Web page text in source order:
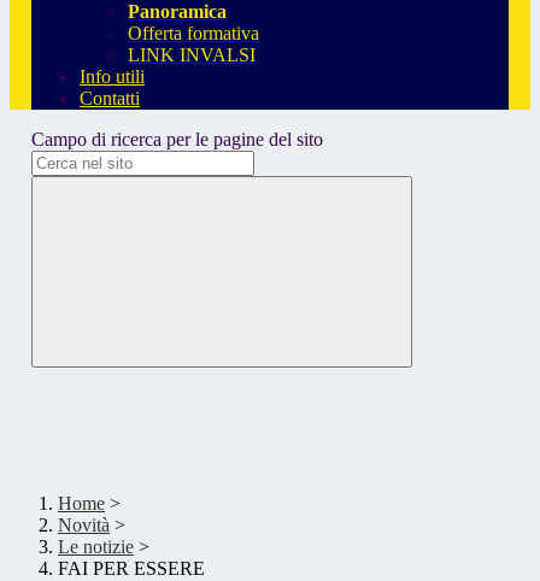
Panoramica
Offerta formativa
LINK INVALSI
Info utili
Contatti
Campo di ricerca per le pagine del sito
Home >
Novità >
Le notizie >
FAI PER ESSERE